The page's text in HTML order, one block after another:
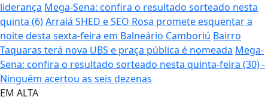
liderança Mega-Sena: confira o resultado sorteado nesta
quinta (6)Arraiá SHED e SEO Rosa promete esquentar a
noite desta sexta-feira em Balneário Camboriú Bairro
Taquaras terá nova UBS e praça pública é nomeada Mega-
Sena: confira o resultado sorteado nesta quinta-feira (30) -
Ninguém acertou as seis dezenas
EM ALTA